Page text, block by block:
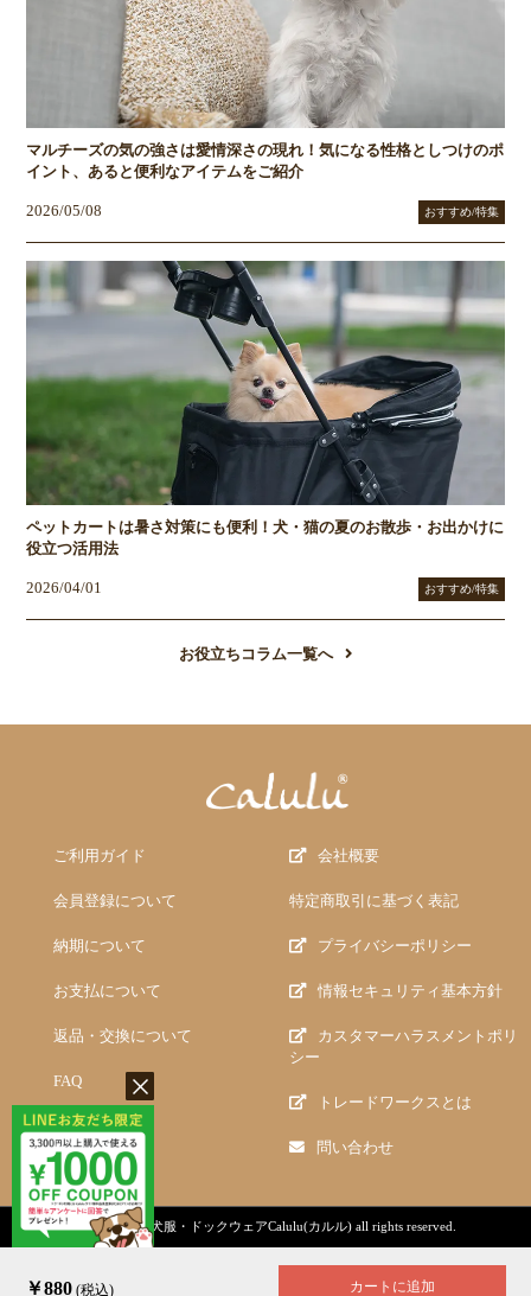
￥880(税込) カートに追加
マルチーズの気の強さは愛情深さの現れ！気になる性格としつけのポ
イント、あると便利なアイテムをご紹介
2026/05/08 おすすめ/特集
ペットカートは暑さ対策にも便利！犬・猫の夏のお散歩・お出かけに
役立つ活用法
2026/04/01 おすすめ/特集
お役立ちコラム一覧へ
ご利用ガイド
会員登録について
納期について
お支払について
返品・交換について
FAQ
会社概要
特定商取引に基づく表記
プライバシーポリシー
情報セキュリティ基本方針
カスタマーハラスメントポリ
シー
トレードワークスとは
問い合わせ
copyright (c)犬服・ドックウェアCalulu(カルル) all rights reserved.